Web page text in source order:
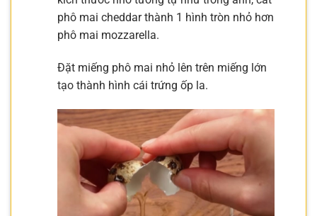
phô mai cheddar thành 1 hình tròn nhỏ hơn
phô mai mozzarella.
Đặt miếng phô mai nhỏ lên trên miếng lớn
tạo thành hình cái trứng ốp la.